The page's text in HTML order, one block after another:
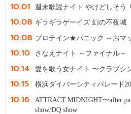
10.01 週末歌謡ナイト やけどしそう
10.08 ギラギラゲーイズ 幻の不夜城
10.08 プロテイン★パニック ～おマ
10.10 さなえナイト ～ファイナル～
10.14 愛を歌う女ナイト 〜クラブシ
10.15 横浜ダイバーシティパレード
10.16
ATTRACT:MIDNIGHT〜after
show/DQ show